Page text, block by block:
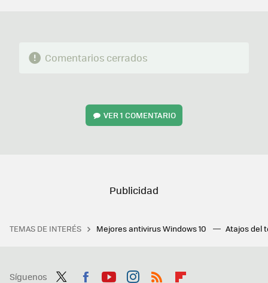
Comentarios cerrados
VER1 COMENTARIO
TEMAS DE INTERÉS Mejores antivirus Windows 10 Atajos del
Síguenos